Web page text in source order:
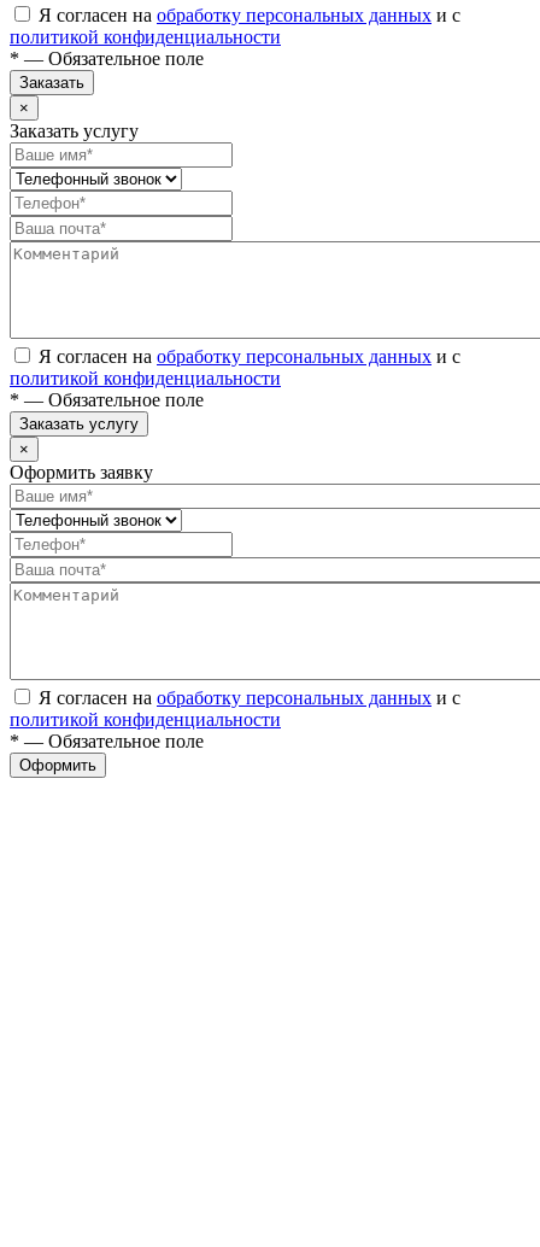
Я согласен на обработку персональных данных и с
политикой конфиденциальности
* — Обязательное поле
Заказать
×
Заказать услугу
Я согласен на обработку персональных данных и с
политикой конфиденциальности
* — Обязательное поле
Заказать услугу
×
Оформить заявку
Я согласен на обработку персональных данных и с
политикой конфиденциальности
* — Обязательное поле
Оформить